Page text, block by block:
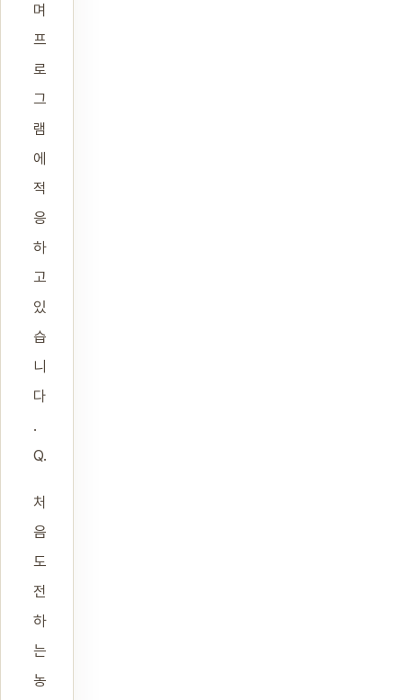
며
프
로
그
램
에
적
응
하
고
있
습
니
다
.
Q.
처
음
도
전
하
는
농